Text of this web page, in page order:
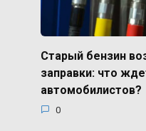
Старый бензин
заправки: что
автомобилистов?
0